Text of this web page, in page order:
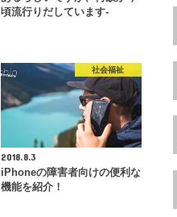
頃流行りだしています-
社会福祉
2018.8.3
iPhoneの障害者向けの便利な
機能を紹介！